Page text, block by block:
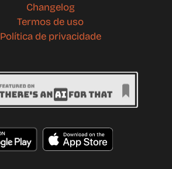
Changelog
Termos de uso
Política de privacidade